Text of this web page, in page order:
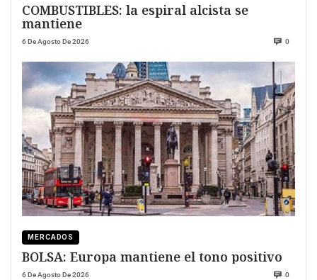
COMBUSTIBLES: la espiral alcista se
mantiene
6 De Agosto De 2026 0
MERCADOS
BOLSA: Europa mantiene el tono positivo
6 De Agosto De 2026 0